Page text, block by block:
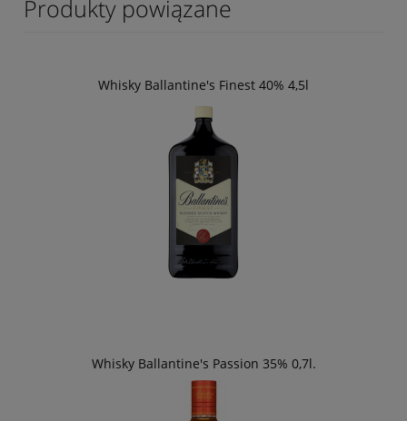
Produkty powiązane
Whisky Ballantine's Finest 40% 4,5l
Whisky Ballantine's Passion 35% 0,7l.